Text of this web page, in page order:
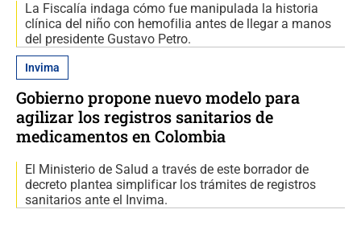
La Fiscalía indaga cómo fue manipulada la historia
clínica del niño con hemofilia antes de llegar a manos
del presidente Gustavo Petro.
Invima
Gobierno propone nuevo modelo para
agilizar los registros sanitarios de
medicamentos en Colombia
El Ministerio de Salud a través de este borrador de
decreto plantea simplificar los trámites de registros
sanitarios ante el Invima.